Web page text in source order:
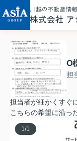
川越の不動産情
株式会社
O
担
担当者が細かくすぐ
こちらの希望に沿っ
1 /1